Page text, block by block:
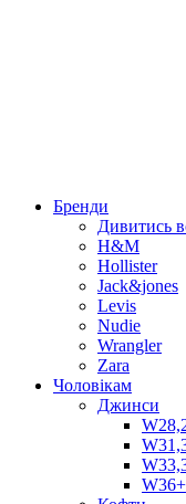
Бренди
Дивитись
H&M
Hollister
Jack&jones
Levis
Nudie
Wrangler
Zara
Чоловікам
Джинси
W36+